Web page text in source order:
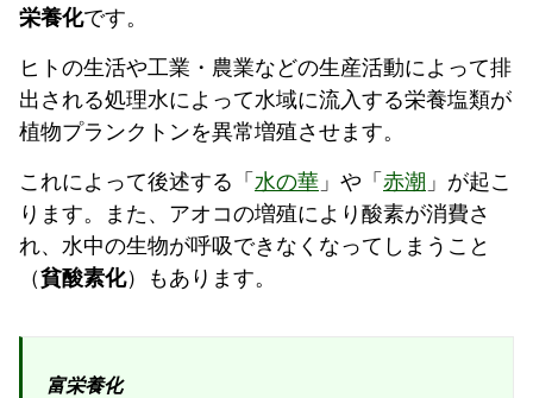
栄養化です。
ヒトの生活や工業・農業などの生産活動によって排
出される処理水によって水域に流入する栄養塩類が
植物プランクトンを異常増殖させます。
これによって後述する「水の華 」や「赤潮 」が起こ
ります。また、アオコの増殖により酸素が消費さ
れ、水中の生物が呼吸できなくなってしまうこと
（貧酸素化）もあります。
富栄養化